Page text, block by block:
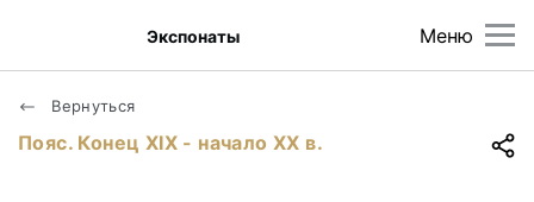
Меню
Экспонаты
Вернуться
Пояс. Конец ХIХ - начало ХХ в.